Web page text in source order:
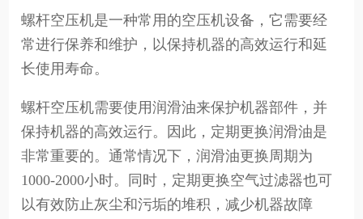
螺杆空压机是一种常用的空压机设备，它需要经
常进行保养和维护，以保持机器的高效运行和延
长使用寿命。
螺杆空压机需要使用润滑油来保护机器部件，并
保持机器的高效运行。因此，定期更换润滑油是
非常重要的。通常情况下，润滑油更换周期为
1000-2000小时。同时，定期更换空气过滤器也可
以有效防止灰尘和污垢的堆积，减少机器故障